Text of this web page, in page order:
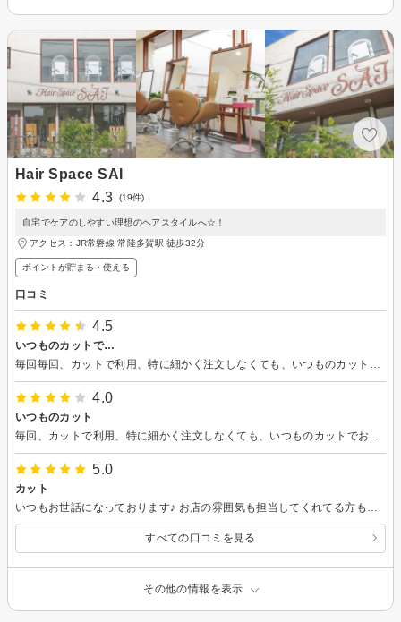
Hair Space SAI
4.3
(19件)
自宅でケアのしやすい理想のヘアスタイルへ☆！
アクセス：JR常磐線 常陸多賀駅 徒歩32分
ポイントが貯まる・使える
口コミ
4.5
いつものカットで…
4.0
いつものカット
5.0
カット
すべての口コミを見る
その他の情報を表示